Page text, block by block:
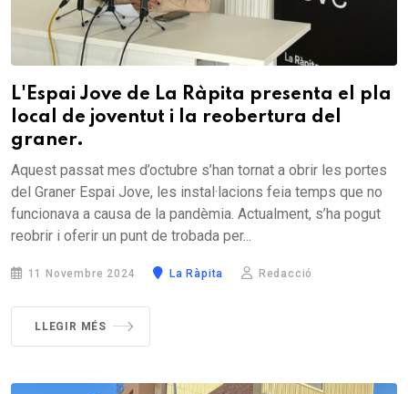
L'Espai Jove de La Ràpita presenta el pla
local de joventut i la reobertura del
graner.
Aquest passat mes d’octubre s’han tornat a obrir les portes
del Graner Espai Jove, les instal·lacions feia temps que no
funcionava a causa de la pandèmia. Actualment, s’ha pogut
reobrir i oferir un punt de trobada per...
11 Novembre 2024 La Ràpita Redacció
LLEGIR MÉS